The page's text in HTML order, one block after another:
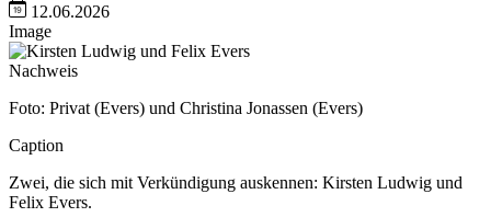
12.06.2026
Image
Nachweis
Foto: Privat (Evers) und Christina Jonassen (Evers)
Caption
Zwei, die sich mit Verkündigung auskennen: Kirsten Ludwig und
Felix Evers.